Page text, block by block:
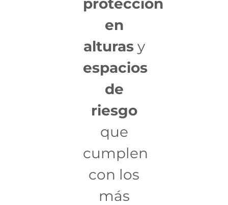
protección
en
alturasy
espacios
de
riesgo
que
cumplen
con los
más